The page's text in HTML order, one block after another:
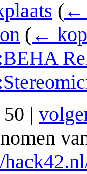
( ←
( ←
|